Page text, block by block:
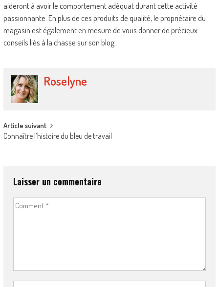
aideront à avoir le comportement adéquat durant cette activité
passionnante. En plus de ces produits de qualité, le propriétaire du
magasin est également en mesure de vous donner de précieux
conseils liés à la chasse sur son blog.
Roselyne
Post
navigation
Article suivant
Connaître l’histoire du bleu de travail
Laisser un commentaire